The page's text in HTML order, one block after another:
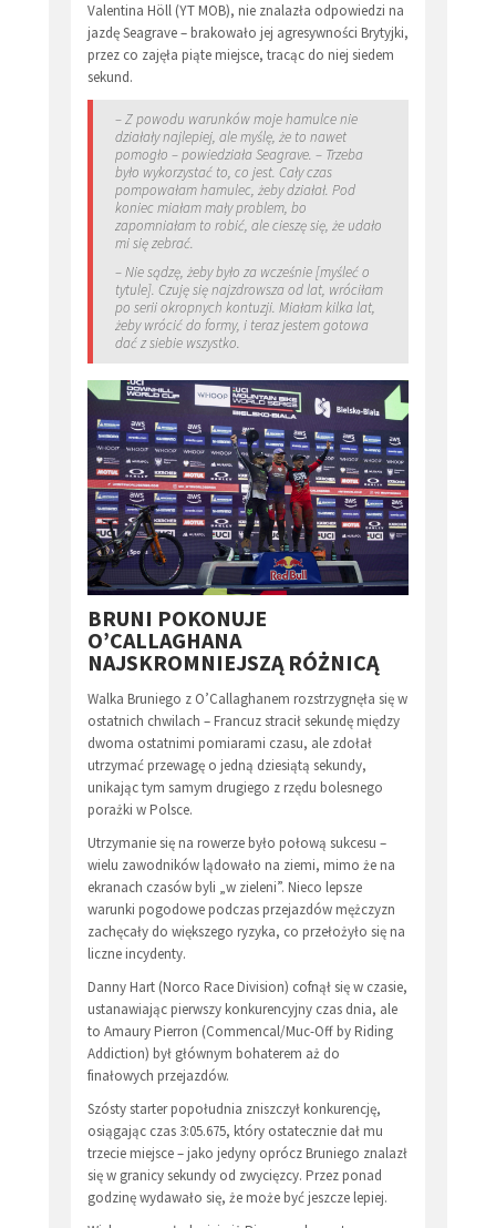
Valentina Höll (YT MOB), nie znalazła odpowiedzi na
jazdę Seagrave – brakowało jej agresywności Brytyjki,
przez co zajęła piąte miejsce, tracąc do niej siedem
sekund.
– Z powodu warunków moje hamulce nie
działały najlepiej, ale myślę, że to nawet
pomogło – powiedziała Seagrave. – Trzeba
było wykorzystać to, co jest. Cały czas
pompowałam hamulec, żeby działał. Pod
koniec miałam mały problem, bo
zapomniałam to robić, ale cieszę się, że udało
mi się zebrać.
– Nie sądzę, żeby było za wcześnie [myśleć o
tytule]. Czuję się najzdrowsza od lat, wróciłam
po serii okropnych kontuzji. Miałam kilka lat,
żeby wrócić do formy, i teraz jestem gotowa
dać z siebie wszystko.
BRUNI POKONUJE
O’CALLAGHANA
NAJSKROMNIEJSZĄ RÓŻNICĄ
Walka Bruniego z O’Callaghanem rozstrzygnęła się w
ostatnich chwilach – Francuz stracił sekundę między
dwoma ostatnimi pomiarami czasu, ale zdołał
utrzymać przewagę o jedną dziesiątą sekundy,
unikając tym samym drugiego z rzędu bolesnego
porażki w Polsce.
Utrzymanie się na rowerze było połową sukcesu –
wielu zawodników lądowało na ziemi, mimo że na
ekranach czasów byli „w zieleni”. Nieco lepsze
warunki pogodowe podczas przejazdów mężczyzn
zachęcały do większego ryzyka, co przełożyło się na
liczne incydenty.
Danny Hart (Norco Race Division) cofnął się w czasie,
ustanawiając pierwszy konkurencyjny czas dnia, ale
to Amaury Pierron (Commencal/Muc-Off by Riding
Addiction) był głównym bohaterem aż do
finałowych przejazdów.
Szósty starter popołudnia zniszczył konkurencję,
osiągając czas 3:05.675, który ostatecznie dał mu
trzecie miejsce – jako jedyny oprócz Bruniego znalazł
się w granicy sekundy od zwycięzcy. Przez ponad
godzinę wydawało się, że może być jeszcze lepiej.